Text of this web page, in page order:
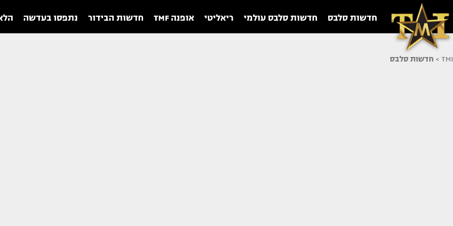
חדשות סלבס חדשות סלבס עולמי ריאליטי אופנה TMF חדשות הבידור נתפסו בעדשה
TMI
> חדשות סלבס